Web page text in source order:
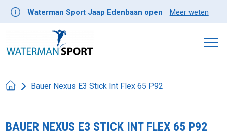
Waterman Sport Jaap Edenbaan open Meer weten
Bauer Nexus E3 Stick Int Flex 65 P92
BAUER NEXUS E3 STICK INT FLEX 65 P92